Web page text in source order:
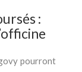
:
pourront